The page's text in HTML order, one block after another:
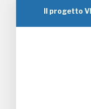
Il progetto